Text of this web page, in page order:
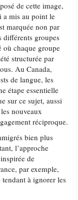
de cette image,
a mis au point le
marquée non par
différents groupes
où chaque groupe
structurée par
Au Canada,
de langue, les
étape essentielle
sur ce sujet, aussi
nouveaux
réciproque.
bien plus
l’approche
de
par exemple,
à ignorer les